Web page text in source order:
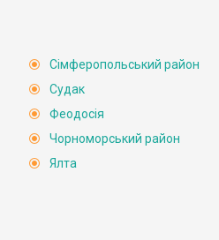
Сімферопольський район
Судак
Феодосія
Чорноморський район
Ялта